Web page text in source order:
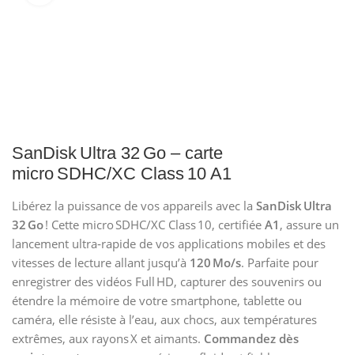
SanDisk Ultra 32 Go – carte
micro SDHC/XC Class 10 A1
Libérez la puissance de vos appareils avec la SanDisk Ultra
32 Go! Cette micro SDHC/XC Class 10, certifiée A1 , assure un
lancement ultra‑rapide de vos applications mobiles et des
vitesses de lecture allant jusqu’à 120 Mo/s. Parfaite pour
enregistrer des vidéos Full HD, capturer des souvenirs ou
étendre la mémoire de votre smartphone, tablette ou
caméra, elle résiste à l’eau, aux chocs, aux températures
extrêmes, aux rayons X et aimants. Commandez dès